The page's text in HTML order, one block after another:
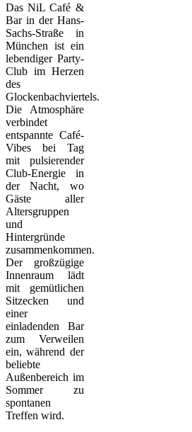
Das NiL Café &
Bar in der Hans-
Sachs-Straße in
München ist ein
lebendiger Party-
Club im Herzen
des
Glockenbachviertels.
Die Atmosphäre
verbindet
entspannte Café-
Vibes bei Tag
mit pulsierender
Club-Energie in
der Nacht, wo
Gäste aller
Altersgruppen
und
Hintergründe
zusammenkommen.
Der großzügige
Innenraum lädt
mit gemütlichen
Sitzecken und
einer
einladenden Bar
zum Verweilen
ein, während der
beliebte
Außenbereich im
Sommer zu
spontanen
Treffen wird.